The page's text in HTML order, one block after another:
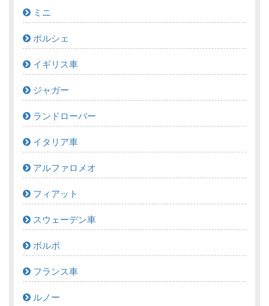
ミニ
ポルシェ
イギリス車
ジャガー
ランドローバー
イタリア車
アルファロメオ
フィアット
スウェーデン車
ボルボ
フランス車
ルノー